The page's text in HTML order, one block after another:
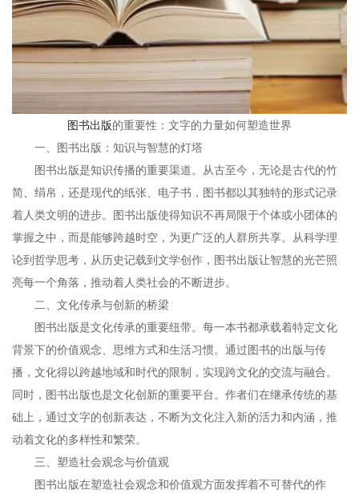
图书出版的重要性：文字的力量如何塑造世界
一、图书出版：知识与智慧的灯塔
图书出版是知识传播的重要渠道。从古至今，无论是古代的竹
简、绢帛，还是现代的纸张、电子书，图书都以其独特的形式记录
着人类文明的进步。图书出版使得知识不再局限于个体或小团体的
掌握之中，而是能够跨越时空，为更广泛的人群所共享。从科学理
论到哲学思考，从历史记载到文学创作，图书出版让智慧的光芒照
亮每一个角落，推动着人类社会的不断进步。
二、文化传承与创新的桥梁
图书出版是文化传承的重要纽带。每一本书都承载着特定文化
背景下的价值观念、思维方式和生活习惯。通过图书的出版与传
播，文化得以跨越地域和时代的限制，实现跨文化的交流与融合。
同时，图书出版也是文化创新的重要平台。作者们在继承传统的基
础上，通过文字的创新表达，不断为文化注入新的活力和内涵，推
动着文化的多样性和繁荣。
三、塑造社会观念与价值观
图书出版在塑造社会观念和价值观方面发挥着不可替代的作